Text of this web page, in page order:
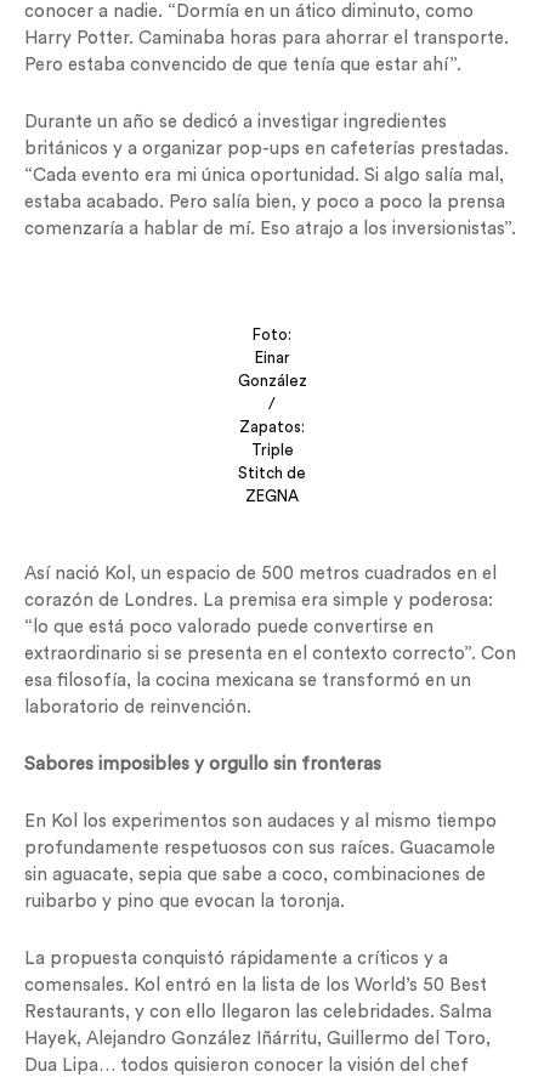
conocer a nadie. “Dormía en un ático diminuto, como
Harry Potter. Caminaba horas para ahorrar el transporte.
Pero estaba convencido de que tenía que estar ahí”.
Durante un año se dedicó a investigar ingredientes
británicos y a organizar pop-ups en cafeterías prestadas.
“Cada evento era mi única oportunidad. Si algo salía mal,
estaba acabado. Pero salía bien, y poco a poco la prensa
comenzaría a hablar de mí. Eso atrajo a los inversionistas”.
Foto:
Einar
González
/
Zapatos:
Triple
Stitch de
ZEGNA
Así nació Kol, un espacio de 500 metros cuadrados en el
corazón de Londres. La premisa era simple y poderosa:
“lo que está poco valorado puede convertirse en
extraordinario si se presenta en el contexto correcto”. Con
esa filosofía, la cocina mexicana se transformó en un
laboratorio de reinvención.
Sabores imposibles y orgullo sin fronteras
En Kol los experimentos son audaces y al mismo tiempo
profundamente respetuosos con sus raíces. Guacamole
sin aguacate, sepia que sabe a coco, combinaciones de
ruibarbo y pino que evocan la toronja.
La propuesta conquistó rápidamente a críticos y a
comensales. Kol entró en la lista de los World’s 50 Best
Restaurants, y con ello llegaron las celebridades. Salma
Hayek, Alejandro González Iñárritu, Guillermo del Toro,
Dua Lipa… todos quisieron conocer la visión del chef